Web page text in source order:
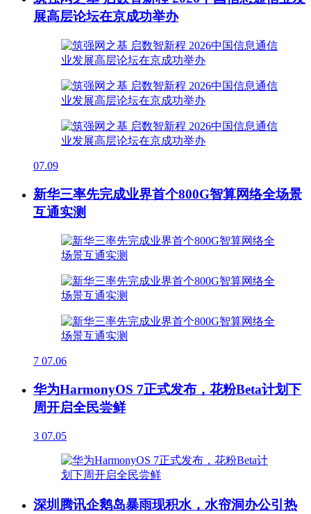
展高层论坛在京成功举办
07.09
新华三率先完成业界首个800G智算网络全场景
互通实测
7 07.06
华为HarmonyOS 7正式发布，花粉Beta计划下
周开启全民尝鲜
3 07.05
深圳腾讯企鹅岛暴雨现积水，水帘洞办公引热